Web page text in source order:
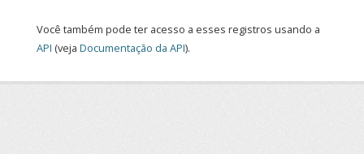
Você também pode ter acesso a esses registros usando a
API (veja Documentação da API).